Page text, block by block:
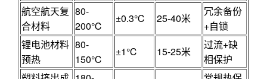
航空航天复
合材料
80-
200℃
±0.3℃ 25-40米
冗余备份
+自锁
锂电池材料
预热
80-
150℃
±1℃ 15-25米
过流+缺
相保护